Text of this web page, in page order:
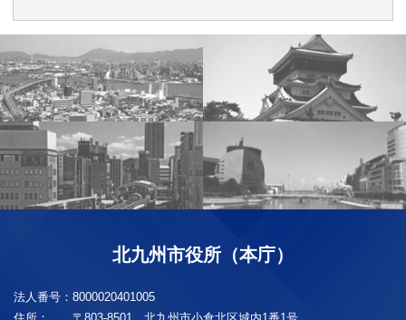
北九州市役所（本庁）
法人番号： 8000020401005